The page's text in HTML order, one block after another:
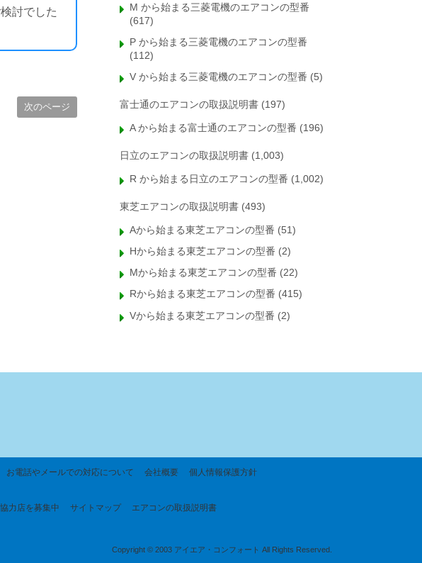
討でした
次のページ
M から始まる三菱電機のエアコンの型番
(617)
P から始まる三菱電機のエアコンの型番
(112)
V から始まる三菱電機のエアコンの型番 (5)
富士通のエアコンの取扱説明書 (197)
A から始まる富士通のエアコンの型番 (196)
日立のエアコンの取扱説明書 (1,003)
R から始まる日立のエアコンの型番 (1,002)
東芝エアコンの取扱説明書 (493)
Aから始まる東芝エアコンの型番 (51)
Hから始まる東芝エアコンの型番 (2)
Mから始まる東芝エアコンの型番 (22)
Rから始まる東芝エアコンの型番 (415)
Vから始まる東芝エアコンの型番 (2)
お電話やメールでの対応について 会社概要 個人情報保護方針
力店を募集中 サイトマップ エアコンの取扱説明書
Copyright © 2003 アイエア・コンフォート All Rights Reserved.